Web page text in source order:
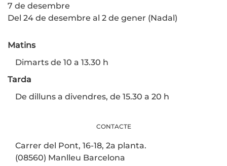
7 de desembre
Del 24 de desembre al 2 de gener (Nadal)
Matins
Dimarts de 10 a 13.30 h
Tarda
De dilluns a divendres, de 15.30 a 20 h
CONTACTE
Carrer del Pont, 16-18, 2a planta.
(08560) Manlleu Barcelona